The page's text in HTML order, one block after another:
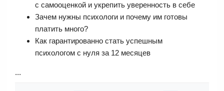
с самооценкой и укрепить уверенность в себе
Зачем нужны психологи и почему им готовы
платить много?
Как гарантированно стать успешным
психологом с нуля за 12 месяцев
...